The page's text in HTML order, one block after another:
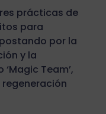
prácticas de
para
por la
y la
Team’,